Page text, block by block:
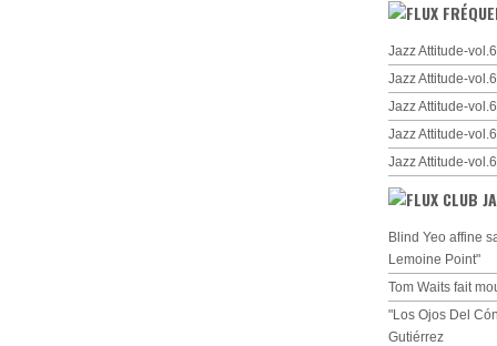
Jazz Attitude-
Jazz Attitude-
Jazz Attitude-
Jazz Attitude-
Jazz Attitude-
CLUB
Blind Yeo affine
Lemoine Point"
Tom Waits fait
"Los Ojos Del
Gutiérrez